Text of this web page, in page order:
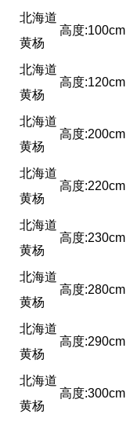
北海道
黄杨
高度:100cm
北海道
黄杨
高度:120cm
北海道
黄杨
高度:200cm
北海道
黄杨
高度:220cm
北海道
黄杨
高度:230cm
北海道
黄杨
高度:280cm
北海道
黄杨
高度:290cm
北海道
黄杨
高度:300cm